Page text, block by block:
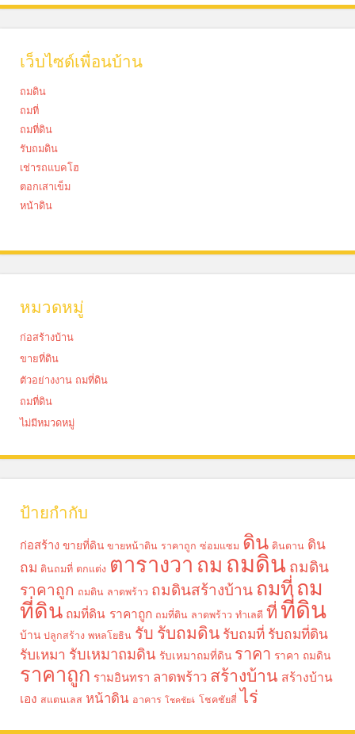
เว็บไซด์เพื่อนบ้าน
ถมดิน
ถมที่
ถมที่ดิน
รับถมดิน
เช่ารถแบคโฮ
ตอกเสาเข็ม
หน้าดิน
หมวดหมู่
ก่อสร้างบ้าน
ขายที่ดิน
ตัวอย่างงาน ถมที่ดิน
ถมที่ดิน
ไม่มีหมวดหมู่
ป้ายกำกับ
ก่อสร้าง ขายที่ดิน ขายหน้าดิน ราคาถูก ซ่อมแซม ดิน ดินดาน ดิน
ถม ดินถมที่ ตกแต่ง ตารางวา ถม ถมดิน ถมดิน
ราคาถูก ถมดิน ลาดพร้าว ถมดินสร้างบ้าน ถมที่ถม
ที่ดิน ถมที่ดิน ราคาถูก ถมที่ดิน ลาดพร้าว ทำเลดี ที่ ที่ดิน
บ้าน ปลูกสร้าง พหลโยธิน รับ รับถมดิน รับถมที่ รับถมที่ดิน
รับเหมา รับเหมาถมดิน รับเหมาถมที่ดิน ราคา ราคา ถมดิน
ราคาถูก รามอินทรา ลาดพร้าว สร้างบ้าน สร้างบ้าน
เอง สแตนเลส หน้าดิน อาคาร โชคชัย4 โชคชัยสี่ ไร่